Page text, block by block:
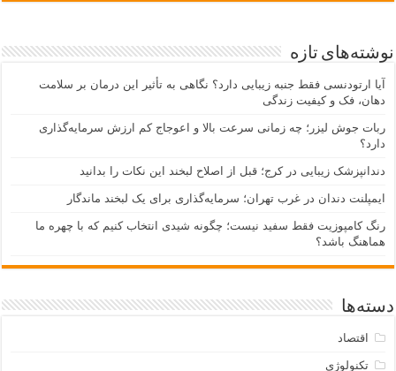
نوشته‌های تازه
آیا ارتودنسی فقط جنبه زیبایی دارد؟ نگاهی به تأثیر این درمان بر سلامت
دهان، فک و کیفیت زندگی
ربات جوش لیزر؛ چه زمانی سرعت بالا و اعوجاج کم ارزش سرمایه‌گذاری
دارد؟
دندانپزشک زیبایی در کرج؛ قبل از اصلاح لبخند این نکات را بدانید
ایمپلنت دندان در غرب تهران؛ سرمایه‌گذاری برای یک لبخند ماندگار
رنگ کامپوزیت فقط سفید نیست؛ چگونه شیدی انتخاب کنیم که با چهره ما
هماهنگ باشد؟
دسته‌ها
اقتصاد
تکنولوژی